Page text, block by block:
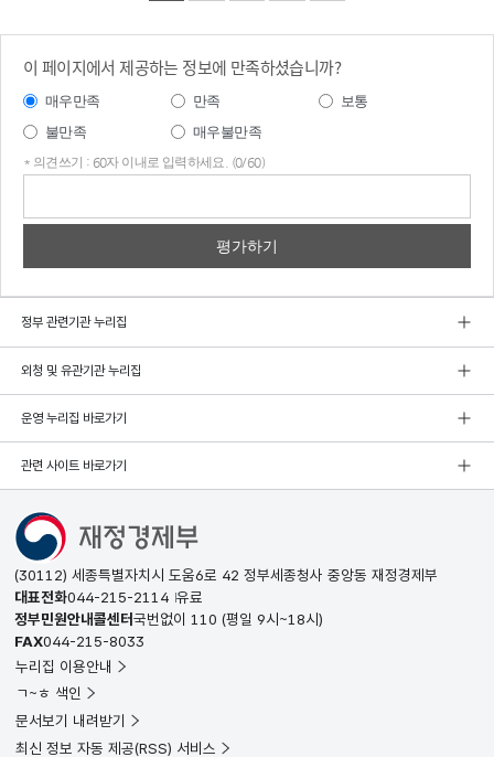
이 페이지에서 제공하는 정보에 만족하셨습니까?
매우만족 만족
보통
불만족
매우불만족
* 의견쓰기 : 60자 이내로 입력하세요. (0/60)
정부 관련기관 누리집
외청 및 유관기관 누리집
운영 누리집 바로가기
관련 사이트 바로가기
(30112) 세종특별자치시 도움6로 42 정부세종청사 중앙동 재정경제부
대표전화044-215-2114 유료
정부민원안내콜센터국번없이 110 (평일 9시~18시)
FAX044-215-8033
누리집 이용안내
ㄱ~ㅎ 색인
문서보기 내려받기
최신 정보 자동 제공(RSS) 서비스